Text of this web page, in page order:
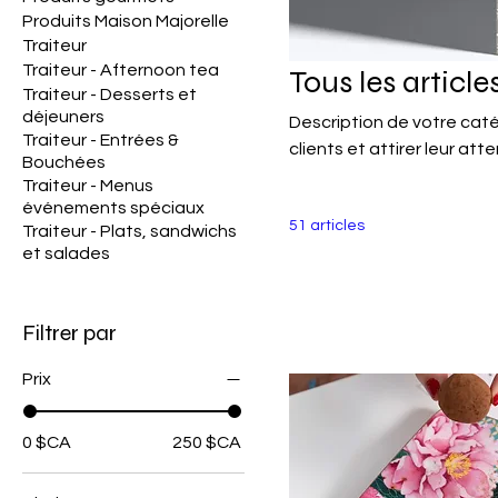
Produits Maison Majorelle
Traiteur
Traiteur - Afternoon tea
Traiteur - Desserts et
déjeuners
Traiteur - Entrées &
Bouchées
Traiteur - Menus
événements spéciaux
Traiteur - Plats, sandwichs
et salades
Filtrer par
Prix
0 $CA 250 $CA
Tous les
Description de votre
clients et attirer leur
51 articles